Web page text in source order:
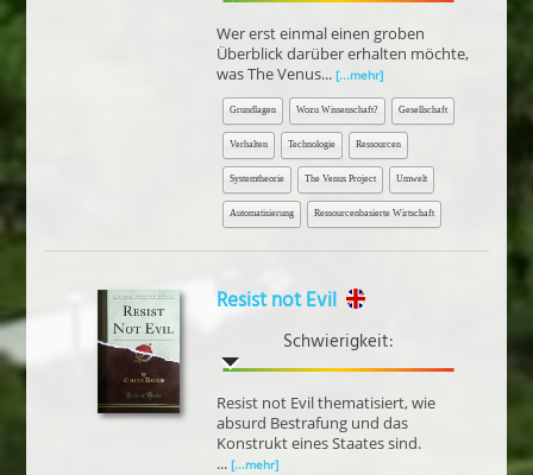
Wer erst einmal einen groben
Überblick darüber erhalten möchte,
was The Venus... [...mehr]
Grundlagen Wozu Wissenschaft? Gesellschaft
Verhalten Technologie Ressourcen
Systemtheorie The Venus Project Umwelt
Automatisierung Ressourcenbasierte Wirtschaft
Resist not Evil
Schwierigkeit:
Resist not Evil thematisiert, wie
absurd Bestrafung und das
Konstrukt eines Staates sind.
... [...mehr]